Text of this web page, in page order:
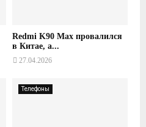
Redmi K90 Max провалился
в Китае, а...
27.04.2026
Телефоны